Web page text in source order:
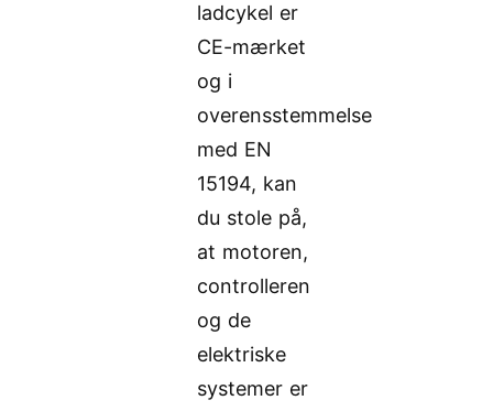
ladcykel er
CE-mærket
og i
overensstemmelse
med EN
15194, kan
du stole på,
at motoren,
controlleren
og de
elektriske
systemer er